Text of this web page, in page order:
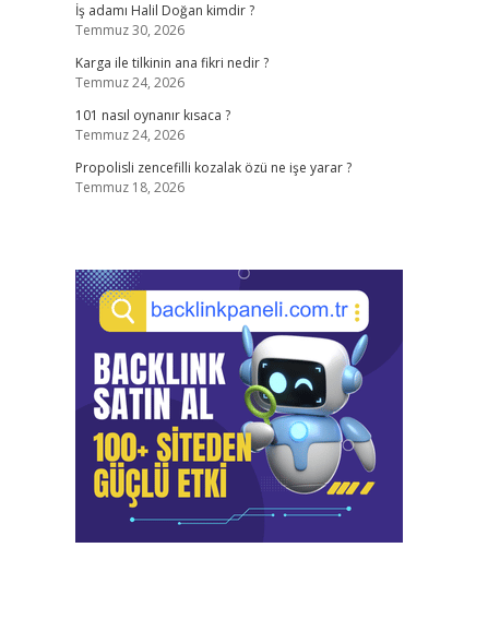
İş adamı Halil Doğan kimdir ?
Temmuz 30, 2026
Karga ile tilkinin ana fikri nedir ?
Temmuz 24, 2026
101 nasıl oynanır kısaca ?
Temmuz 24, 2026
Propolisli zencefilli kozalak özü ne işe yarar ?
Temmuz 18, 2026